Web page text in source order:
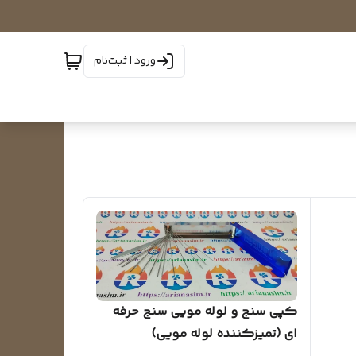
ورود | ثبت‌نام
کپی سنج و لوله مویی سنج حرفه
ای (تمیزکننده‌ لوله مویی)